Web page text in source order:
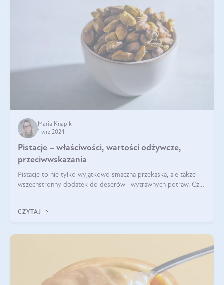
Maria Knapik
1 wrz 2024
Pistacje – właściwości, wartości odżywcze,
przeciwwskazania
Pistacje to nie tylko wyjątkowo smaczna przekąska, ale także
wszechstronny dodatek do deserów i wytrawnych potraw. Czy
CZYTAJ